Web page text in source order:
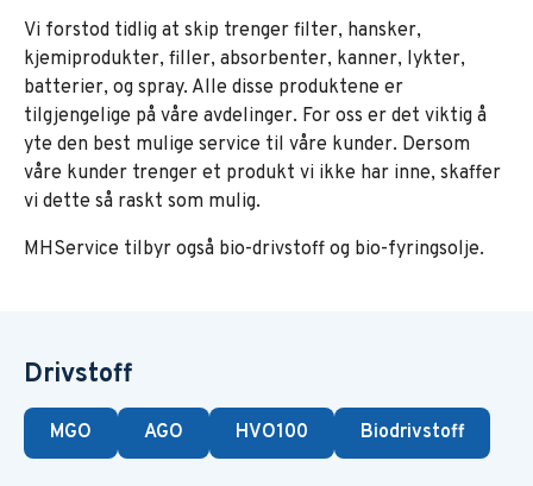
Vi forstod tidlig at skip trenger filter, hansker,
kjemiprodukter, filler, absorbenter, kanner, lykter,
batterier, og spray. Alle disse produktene er
tilgjengelige på våre avdelinger. For oss er det viktig å
yte den best mulige service til våre kunder. Dersom
våre kunder trenger et produkt vi ikke har inne, skaffer
vi dette så raskt som mulig.
MHService tilbyr også bio-drivstoff og bio-fyringsolje.
Drivstoff
MGO AGO HVO100 Biodrivstoff